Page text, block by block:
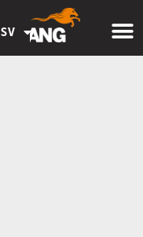
SV